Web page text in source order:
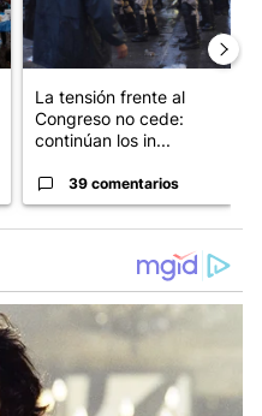
La tensión frente al
Congreso no cede:
continúan los in...
39 comentarios